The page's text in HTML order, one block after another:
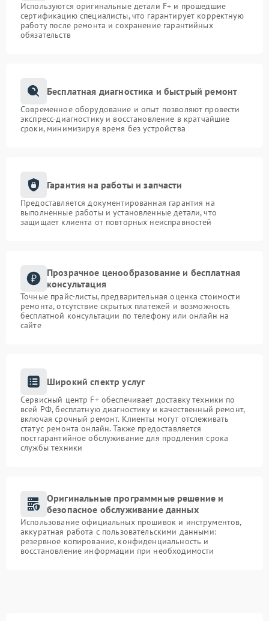
Используются оригинальные детали F+ и прошедшие
сертификацию специалисты, что гарантирует корректную
работу после ремонта и сохранение гарантийных
обязательств
Бесплатная диагностика и быстрый ремонт
Современное оборудование и опыт позволяют провести
экспресс-диагностику и восстановление в кратчайшие
сроки, минимизируя время без устройства
Гарантия на работы и запчасти
Предоставляется документированная гарантия на
выполненные работы и установленные детали, что
защищает клиента от повторных неисправностей
Прозрачное ценообразование и бесплатная
консультация
Точные прайс-листы, предварительная оценка стоимости
ремонта, отсутствие скрытых платежей и возможность
бесплатной консультации по телефону или онлайн на
сайте
Широкий спектр услуг
Сервисный центр F+ обеспечивает доставку техники по
всей РФ, бесплатную диагностику и качественный ремонт,
включая срочный ремонт. Клиенты могут отслеживать
статус ремонта онлайн. Также предоставляется
постгарантийное обслуживание для продления срока
службы техники
Оригинальные программные решение и
безопасное обслуживание данных
Использование официальных прошивок и инструментов,
аккуратная работа с пользовательскими данными:
резервное копирование, конфиденциальность и
восстановление информации при необходимости